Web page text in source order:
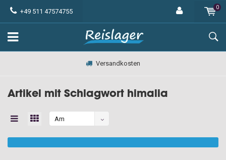
+49 511 47574755
0
Versandkosten
Artikel mit Schlagwort himalia
Am
angesehen